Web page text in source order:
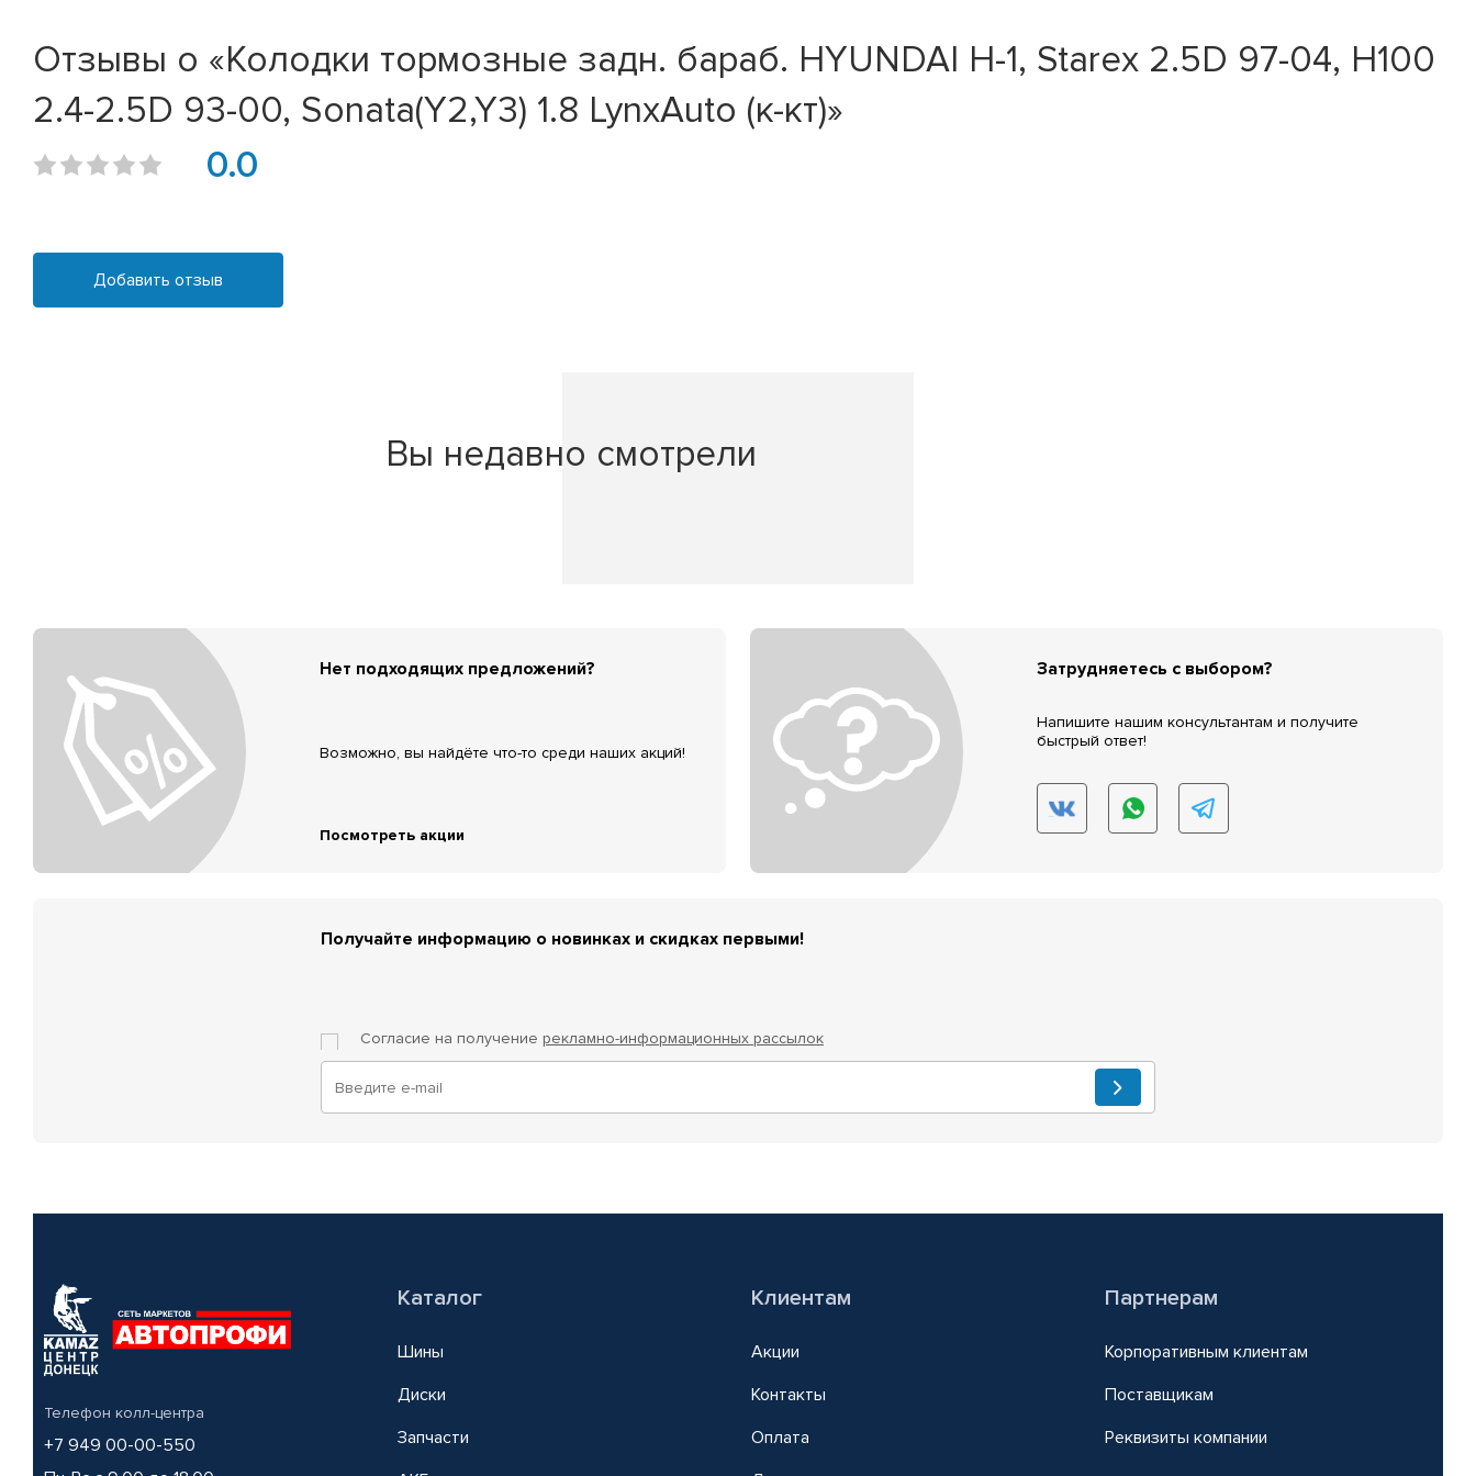
Отзывы о «Колодки тормозные задн. бараб. HYUNDAI H-1, Starex 2.5D 97-04, H100
2.4-2.5D 93-00, Sonata(Y2,Y3) 1.8 LynxAuto (к-кт)»
0.0
Добавить отзыв
Вы недавно смотрели
Нет подходящих предложений?
Возможно, вы найдёте что-то среди наших акций!
Посмотреть акции
Затрудняетесь с выбором?
Напишите нашим консультантам и получите
быстрый ответ!
Получайте информацию о новинках и скидках первыми!
Согласие на получение рекламно-информационных рассылок
Телефон колл-центра
+7 949 00-00-550
Каталог
Шины
Диски
Запчасти
Клиентам
Акции
Контакты
Оплата
Партнерам
Корпоративным клиентам
Поставщикам
Реквизиты компании